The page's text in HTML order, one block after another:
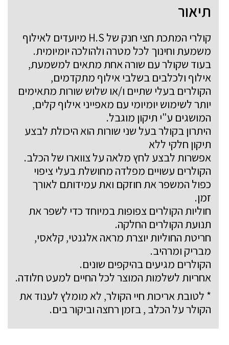
תיאור
קולרי המתכת חצי חנק של H.S מיועדים לאילוף
משמעת וחינוך לכל מטרה ולהולכה יומיומית.
בעוד שקולר עם שורה אחת מתאים למשמעת,
אילוף ולכלבים בשלבי אילוף מתקדמים,
הקולרים בעלי שתיים ו/או שלוש שורות מתאימים
יותר לשימוש יומיומי עם מאפייני אילוף קלים,
המושגים ע"י תיקון מוגבל.
היתרון בקולר בעל שני שורות הוא היכולת לבצע
תיקון חלקי ללא
אפשרות לבצע לחץ מלאה על צווארו של הכלב.
הקולרים עשויים מפלדה מחושלת בעלי ציפוי
כפול המשפר את חוזקם ואת עמידותם לאורך
זמן.
חוליות הקולרים צפופות במיוחד כדי לשפר את
תנועת הקולרים החלקה.
חריטת החוליות יוצרת מראה אלגנטי, קלאסי,
מבריק ומרהיב.
הקולרים מגיעים בהיקפים שונים.
אחריות לשלמות המוצר לכל החיים למעט חלודה.
* לטובת אריכות חיי הקולר, לא מומלץ לענוד את
הקולר על הכלב , בזמן רחצה וביקור בים.